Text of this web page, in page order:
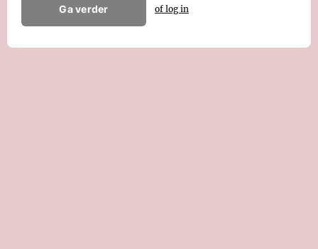
Ga verder of log in